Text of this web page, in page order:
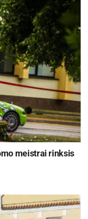
„tūkstantis“,
buvo gyvi.
žmonių
ritualas. Šie
mąstymą, bet ir
Dabar visa tai
vieni, dažnai
ar gilesnės
visos šios
sistemas,
Pavyzdžiui,
panašų į
pažymi, kad
meistrai rinksis